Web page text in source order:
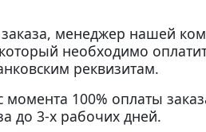
менеджер нашей
необходимо
реквизитам.
момента 100% оплаты
до 3-х рабочих дней.